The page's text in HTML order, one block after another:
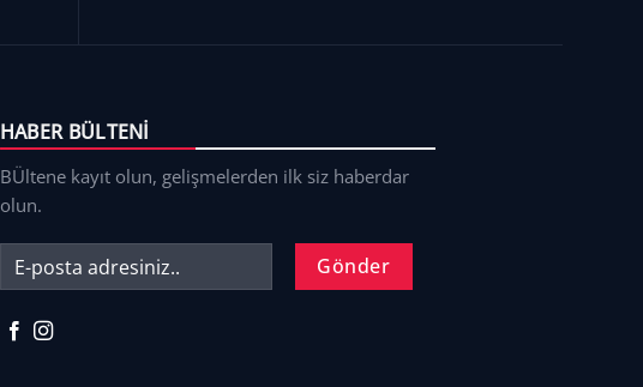
HABER BÜLTENI
BÜltene kayıt olun, gelişmelerden ilk siz haberdar
olun.